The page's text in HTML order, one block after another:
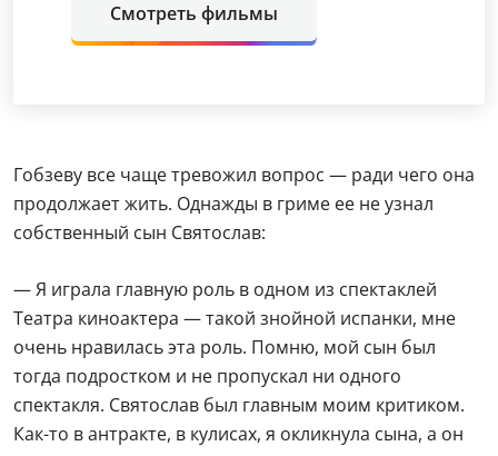
Смотреть фильмы
Гобзеву все чаще тревожил вопрос — ради чего она
продолжает жить. Однажды в гриме ее не узнал
собственный сын Святослав:
— Я играла главную роль в одном из спектаклей
Театра киноактера — такой знойной испанки, мне
очень нравилась эта роль. Помню, мой сын был
тогда подростком и не пропускал ни одного
спектакля. Святослав был главным моим критиком.
Как-то в антракте, в кулисах, я окликнула сына, а он